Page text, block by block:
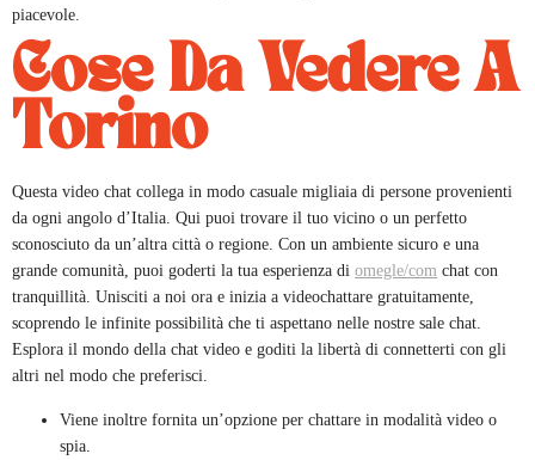
piacevole.
Cose Da Vedere A
Torino
Questa video chat collega in modo casuale migliaia di persone provenienti
da ogni angolo d’Italia. Qui puoi trovare il tuo vicino o un perfetto
sconosciuto da un’altra città o regione. Con un ambiente sicuro e una
grande comunità, puoi goderti la tua esperienza di omegle/com chat con
tranquillità. Unisciti a noi ora e inizia a videochattare gratuitamente,
scoprendo le infinite possibilità che ti aspettano nelle nostre sale chat.
Esplora il mondo della chat video e goditi la libertà di connetterti con gli
altri nel modo che preferisci.
Viene inoltre fornita un’opzione per chattare in modalità video o
spia.